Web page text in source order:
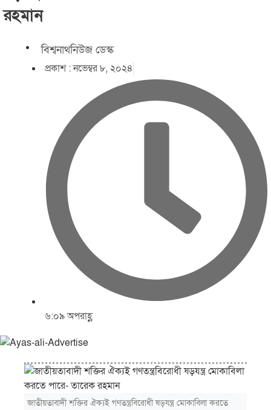
রহমান
বিশ্বনাথনিউজ ডেস্ক
প্রকাশ :নভেম্বর ৮, ২০২৪
৬:০৯ অপরাহ্ণ
জাতীয়তাবাদী শক্তির ঐক্যই গণতন্ত্রবিরোধী ষড়যন্ত্র মোকাবিলা করতে